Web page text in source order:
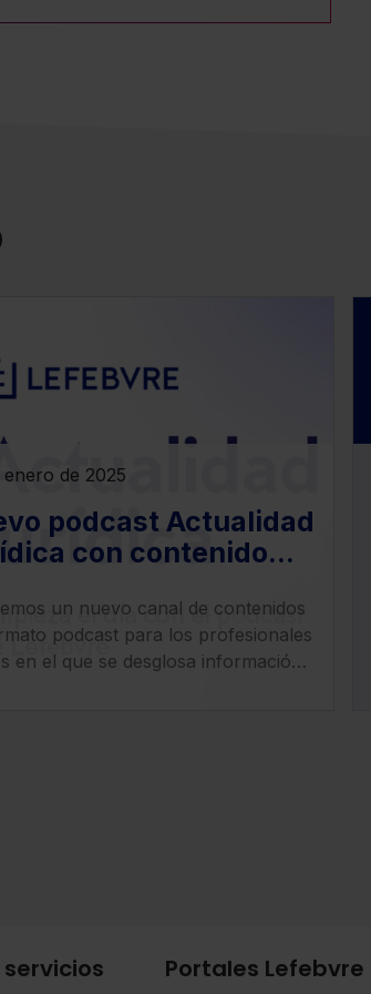
enero de 2025
podcast Actualidad
con contenido
social, civil, penal y
un nuevo canal de contenidos
podcast para los profesionales
en el que se desglosa información
Portales Lefebvre